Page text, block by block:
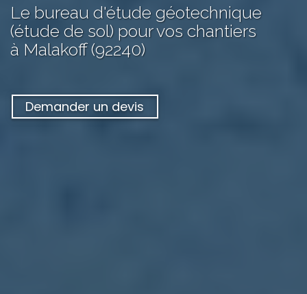
Le bureau d'étude géotechnique
(étude de sol) pour vos chantiers
à Malakoff (92240)
Demander un devis